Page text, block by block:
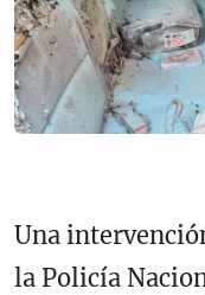
Una
la Policía